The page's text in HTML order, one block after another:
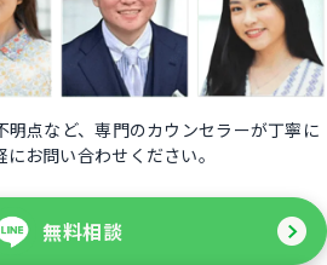
点など、専門のカウンセラーが丁寧に
お問い合わせください。
無料相談